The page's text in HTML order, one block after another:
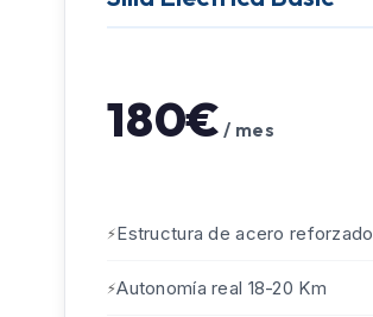
180€ / mes
Estructura de acero reforzado
Autonomía real 18-20 Km